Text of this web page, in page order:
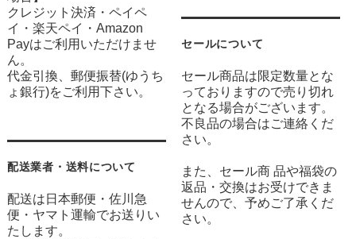
クレジット決済・ペイペ
イ・楽天ペイ・Amazon
Payはご利用いただけませ
ん。
代金引換、郵便振替(ゆうち
ょ銀行)をご利用下さい。
配送業者・送料について
配送は日本郵便・佐川急
便・ヤマト運輸でお送りい
たします。
セールについて
セール商品は限定数量とな
っておりますので売り切れ
となる場合がございます。
不良品の場合はご連絡くだ
さい。
また、セール商 品や福袋の
返品・交換はお受けできま
せんので、予めご了承くだ
さい。